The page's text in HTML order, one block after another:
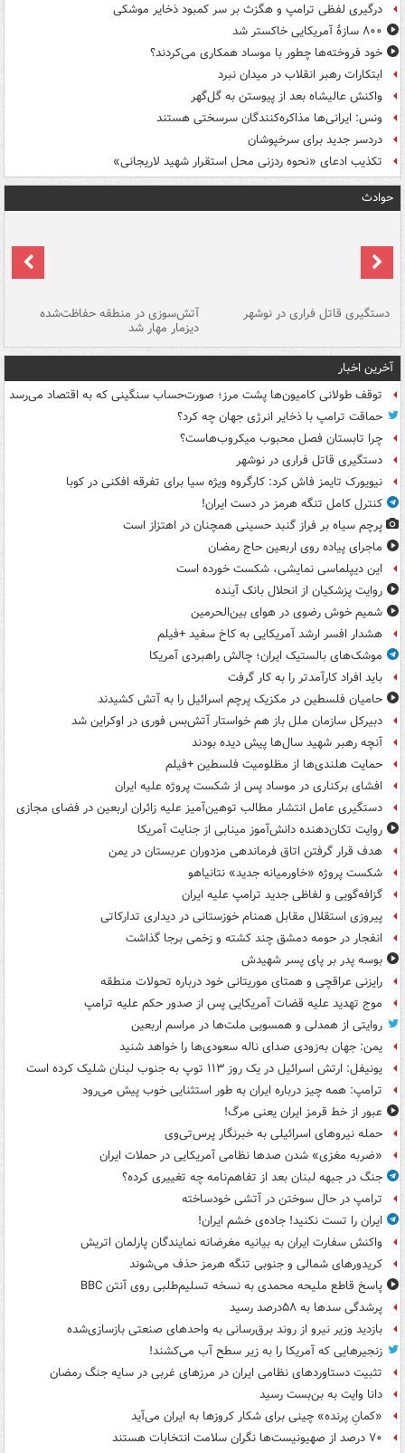
درگیری لفظی ترامپ و هگزث بر سر کمبود ذخایر موشکی
۸۰۰ سازۀ آمریکایی خاکستر شد
خود فروخته‌ها چطور با موساد همکاری می‌کردند؟
ابتکارات رهبر انقلاب در میدان نبرد
واکنش عالیشاه بعد از پیوستن به گل‌گهر
ونس: ایرانی‌ها مذاکره‌کنندگان سرسختی هستند
دردسر جدید برای سرخپوشان
تکذیب ادعای «نحوه ردزنی محل استقرار شهید لاریجانی»
حوادث
دستگیری قاتل فراری در نوشهر آتش‌سوزی در منطقه حفاظت‌شده
دیزمار مهار شد
آخرین اخبار
توقف طولانی کامیون‌ها پشت مرز؛ صورت‌حساب سنگینی که به اقتصاد می‌رسد
حماقت ترامپ با ذخایر انرژی جهان چه کرد؟
چرا تابستان فصل محبوب میکروب‌هاست؟
دستگیری قاتل فراری در نوشهر
نیویورک تایمز فاش کرد: کارگروه ویژه سیا برای تفرقه افکنی در کوبا
کنترل کامل تنگه هرمز در دست ایران!
پرچم سیاه بر فراز گنبد حسینی همچنان در اهتزاز است
ماجرای پیاده روی اربعین حاج رمضان
این دیپلماسی نمایشی، شکست خورده است
روایت پزشکیان از انحلال بانک آینده
شمیم خوش رضوی در هوای بین‌الحرمین
هشدار افسر ارشد آمریکایی به کاخ سفید +فیلم
موشک‌های بالستیک ایران؛ چالش راهبردی آمریکا
باید افراد کارآمدتر را به کار گرفت
حامیان فلسطین در مکزیک پرچم اسرائیل را به آتش کشیدند
دبیرکل سازمان ملل باز هم خواستار آتش‌بس فوری در اوکراین شد
آنچه رهبر شهید سال‌ها پیش دیده بودند
حمایت هلندی‌ها از مظلومیت فلسطین +فیلم
افشای برکناری در موساد پس از شکست پروژه علیه ایران
دستگیری عامل انتشار مطالب توهین‌آمیز علیه زائران اربعین در فضای مجازی
روایت تکان‌دهنده دانش‌آموز مینابی از جنایت آمریکا
هدف قرار گرفتن اتاق‌ فرماندهی مزدوران عربستان در یمن
شکست پروژه «خاورمیانه جدید» نتانیاهو
گزافه‌گویی و لفاظی جدید ترامپ علیه ایران
پیروزی استقلال مقابل همنام خوزستانی در دیداری تدارکاتی
انفجار در حومه دمشق چند کشته و زخمی برجا گذاشت
بوسه‌ پدر بر پای پسر شهیدش
رایزنی عراقچی و همتای موریتانی خود درباره تحولات منطقه
موج تهدید علیه قضات آمریکایی پس از صدور حکم علیه ترامپ
روایتی از همدلی و همسویی ملت‌ها در مراسم اربعین
یمن: جهان به‌زودی صدای ناله سعودی‌ها را خواهد شنید
یونیفل: ارتش اسرائیل در یک روز ۱۱۳ توپ به جنوب لبنان شلیک کرده است
ترامپ: همه چیز درباره ایران به طور استثنایی خوب پیش می‌رود
عبور از خط قرمز ایران یعنی مرگ!
حمله نیروهای اسرائیلی به خبرنگار پرس‌تی‌وی
«ضربه مغزی» شدن صدها نظامی آمریکایی در حملات ایران
جنگ در جبهه لبنان بعد از تفاهم‌نامه چه تغییری کرده؟
ترامپ در حال سوختن در آتشی خودساخته
ایران را تست نکنید! جاده‌ی خشم ایران!
واکنش سفارت ایران به بیانیه مغرضانه نمایندگان پارلمان اتریش
کریدورهای شمالی و جنوبی تنگه هرمز حذف می‌شوند
پاسخ قاطع ملیحه محمدی به نسخه تسلیم‌طلبی روی آنتن BBC
پرشدگی سدها به ۵۸درصد رسید
بازدید وزیر نیرو از روند برق‌رسانی به واحدهای صنعتی بازسازی‌شده
زنجیرهایی که آمریکا را به زیر سطح آب می‌کشند!
تثبیت دستاوردهای نظامی ایران در مرزهای غربی در سایه جنگ رمضان
دانا وایت به بن‌بست رسید
«کمانِ پرنده» چینی برای شکار کروزها به ایران می‌آید
۷۰ درصد از صهیونیست‌ها نگران سلامت انتخابات هستند